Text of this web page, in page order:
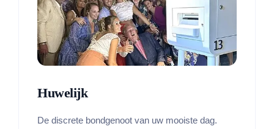
Huwelijk
De discrete bondgenoot van uw mooiste dag.